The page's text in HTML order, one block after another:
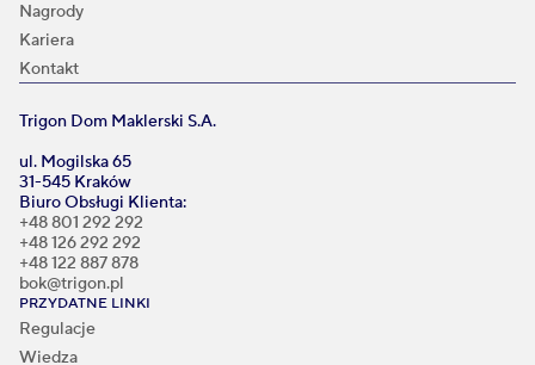
Nagrody
Kariera
Kontakt
Trigon Dom Maklerski S.A.
ul. Mogilska 65
31-545 Kraków
Biuro Obsługi Klienta:
+48 801 292 292
+48 126 292 292
+48 122 887 878
bok@trigon.pl
PRZYDATNE LINKI
Regulacje
Wiedza